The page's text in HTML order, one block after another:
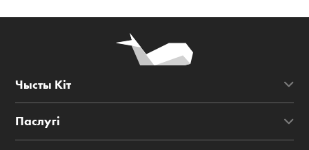
Чысты Кіт
Паслугі